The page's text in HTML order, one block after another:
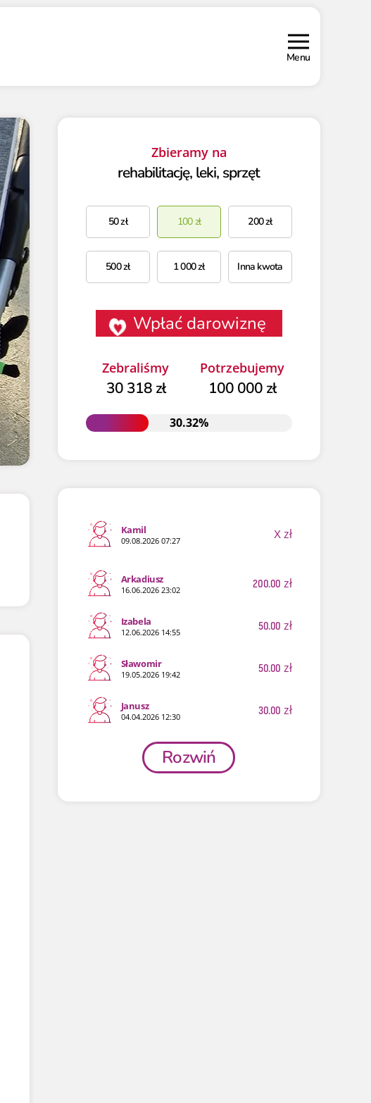
Menu
Zbieramy na
rehabilitację, leki, sprzęt
50zł 100zł 200zł
500zł 1 000zł Inna kwota
Wpłać darowiznę
Zebraliśmy
30 318 zł
Potrzebujemy
100 000 zł
30.32%
30.32%
Kamil
09.08.2026 07:27 Xzł
Arkadiusz
16.06.2026 23:02 200.00 zł
Izabela
12.06.2026 14:55 50.00 zł
Sławomir
19.05.2026 19:42 50.00 zł
Janusz
04.04.2026 12:30 30.00 zł
Rozwiń